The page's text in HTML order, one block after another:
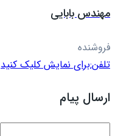
مهندس بابایی
فروشنده
تلفن:برای نمایش کلیک کنید
ارسال پیام